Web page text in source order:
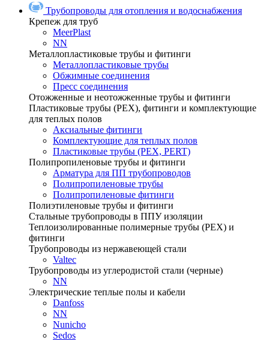
Трубопроводы для отопления и водоснабжения
Крепеж для труб
MeerPlast
NN
Металлопластиковые трубы и фитинги
Металлопластиковые трубы
Обжимные соединения
Пресс соединения
Отожженные и неотожженные трубы и фитинги
Пластиковые трубы (РЕХ), фитинги и комплектующие
для теплых полов
Аксиальные фитинги
Комплектующие для теплых полов
Пластиковые трубы (РЕХ, PERT)
Полипропиленовые трубы и фитинги
Арматура для ПП трубопроводов
Полипропиленовые трубы
Полипропиленовые фитинги
Полиэтиленовые трубы и фитинги
Стальные трубопроводы в ППУ изоляции
Теплоизолированные полимерные трубы (РЕХ) и
фитинги
Трубопроводы из нержавеющей стали
Valtec
Трубопроводы из углеродистой стали (черные)
NN
Электрические теплые полы и кабели
Danfoss
NN
Nunicho
Sedos